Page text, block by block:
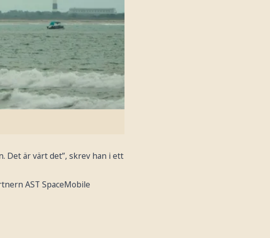
Det är värt det”, skrev han i ett
AST SpaceMobile